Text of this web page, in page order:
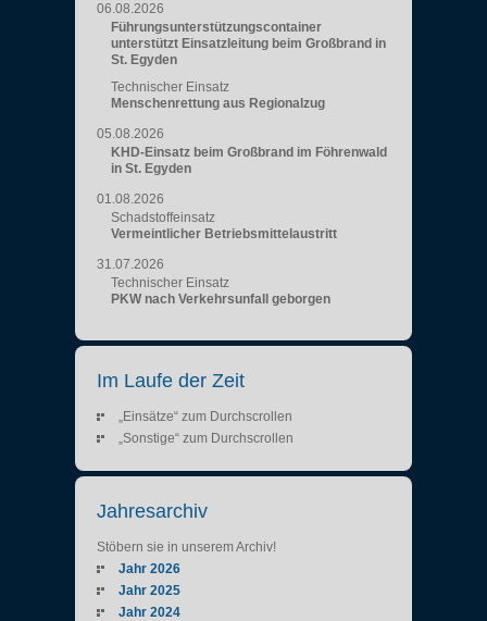
06.08.2026
Führungsunterstützungscontainer
unterstützt Einsatzleitung beim Großbrand in
St. Egyden
Technischer Einsatz
Menschenrettung aus Regionalzug
05.08.2026
KHD-Einsatz beim Großbrand im Föhrenwald
in St. Egyden
01.08.2026
Schadstoffeinsatz
Vermeintlicher Betriebsmittelaustritt
31.07.2026
Technischer Einsatz
PKW nach Verkehrsunfall geborgen
Im Laufe der Zeit
„Einsätze“ zum Durchscrollen
„Sonstige“ zum Durchscrollen
Jahresarchiv
Stöbern sie in unserem Archiv!
Jahr 2026
Jahr 2025
Jahr 2024